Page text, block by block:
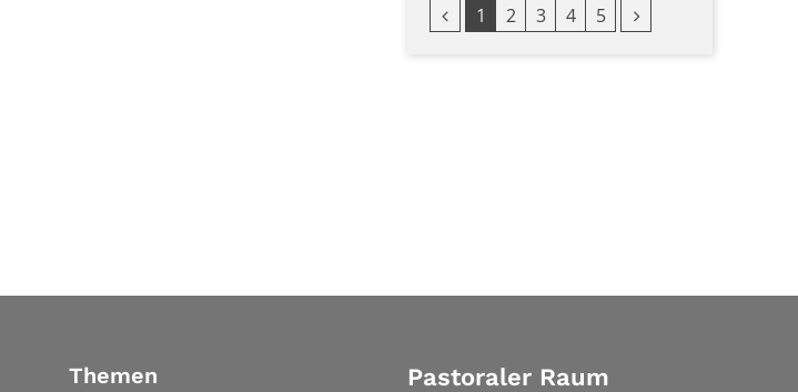
Vorherige Seite
1 2 3 4 5 Nächste Seite
Themen
Pastoraler Raum